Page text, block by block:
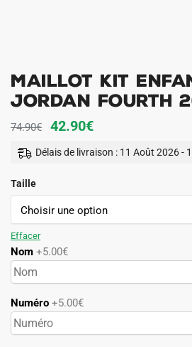
Maillot Kit
Jordan Fourth
74.90€
Le
prix
74.90€.
42.90€Le
prix
42.90€.
Délais de livraison : 11 Août 2026 -
Taille
Effacer
Nom +5.00€
Numéro +5.00€